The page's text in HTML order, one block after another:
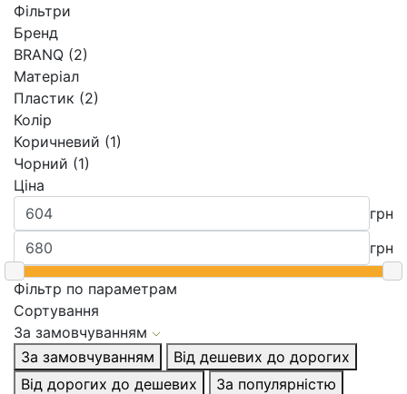
Фільтри
Бренд
BRANQ (2)
Матеріал
Пластик (2)
Колір
Коричневий (1)
Чорний (1)
Ціна
грн
грн
Фільтр по параметрам
Сортування
За замовчуванням
За замовчуванням
Від дешевих до дорогих
Від дорогих до дешевих
За популярністю